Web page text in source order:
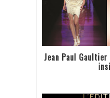
Jean Paul